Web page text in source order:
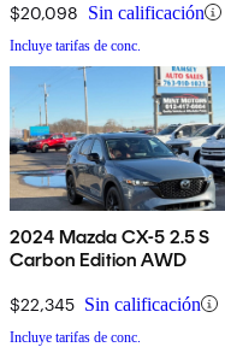
$20,098 Sin calificación
Incluye tarifas de conc.
2024 Mazda CX-5 2.5 S
Carbon Edition AWD
$22,345 Sin calificación
Incluye tarifas de conc.